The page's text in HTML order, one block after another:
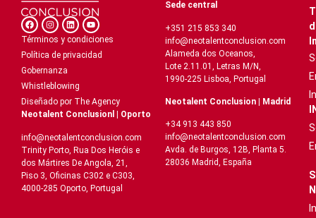
Términos y condiciones
Política de privacidad
Gobernanza
Whistleblowing
Diseñado por The Agency
Neotalent Conclusionl | Oporto
info@neotalentconclusion.com
Trinity Porto, Rua Dos Heróis e
dos Mártires De Angola, 21,
Piso 3, Oficinas C302 e C303,
4000-285 Oporto, Portugal
Sede central
+351 215 853 340
info@neotalentconclusion.com
Alameda dos Oceanos,
Lote 2.11.01, Letras M/N,
1990-225 Lisboa, Portugal
Neotalent Conclusion | Madrid
+34 913 443 850
info@neotalentconclusion.com
Avda. de Burgos, 12B, Planta 5.
28036 Madrid, España